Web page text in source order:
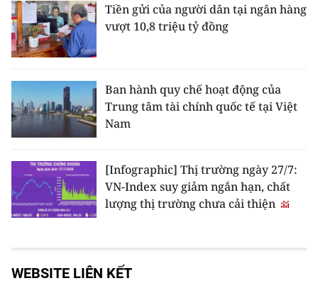
Tiền gửi của người dân tại ngân hàng
vượt 10,8 triệu tỷ đồng
Ban hành quy chế hoạt động của
Trung tâm tài chính quốc tế tại Việt
Nam
[Infographic] Thị trường ngày 27/7:
VN-Index suy giảm ngắn hạn, chất
lượng thị trường chưa cải thiện
WEBSITE LIÊN KẾT